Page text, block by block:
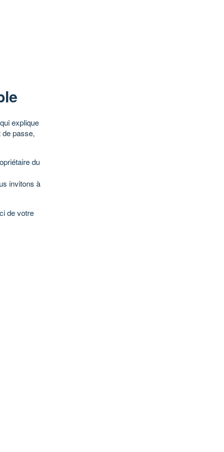
explique
passe,
du
invitons à
de votre